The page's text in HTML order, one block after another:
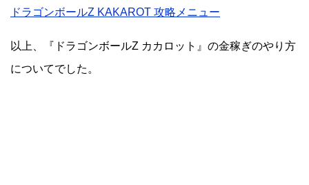
ドラゴンボールZ KAKAROT 攻略メニュー
以上、『ドラゴンボールZ カカロット』の金稼ぎのやり方
についてでした。